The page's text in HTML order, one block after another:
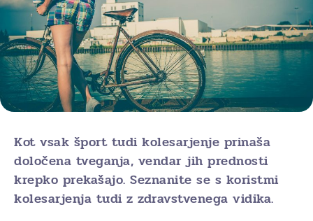
Kot vsak šport tudi kolesarjenje prinaša
določena tveganja, vendar jih prednosti
krepko prekašajo. Seznanite se s koristmi
kolesarjenja tudi z zdravstvenega vidika.